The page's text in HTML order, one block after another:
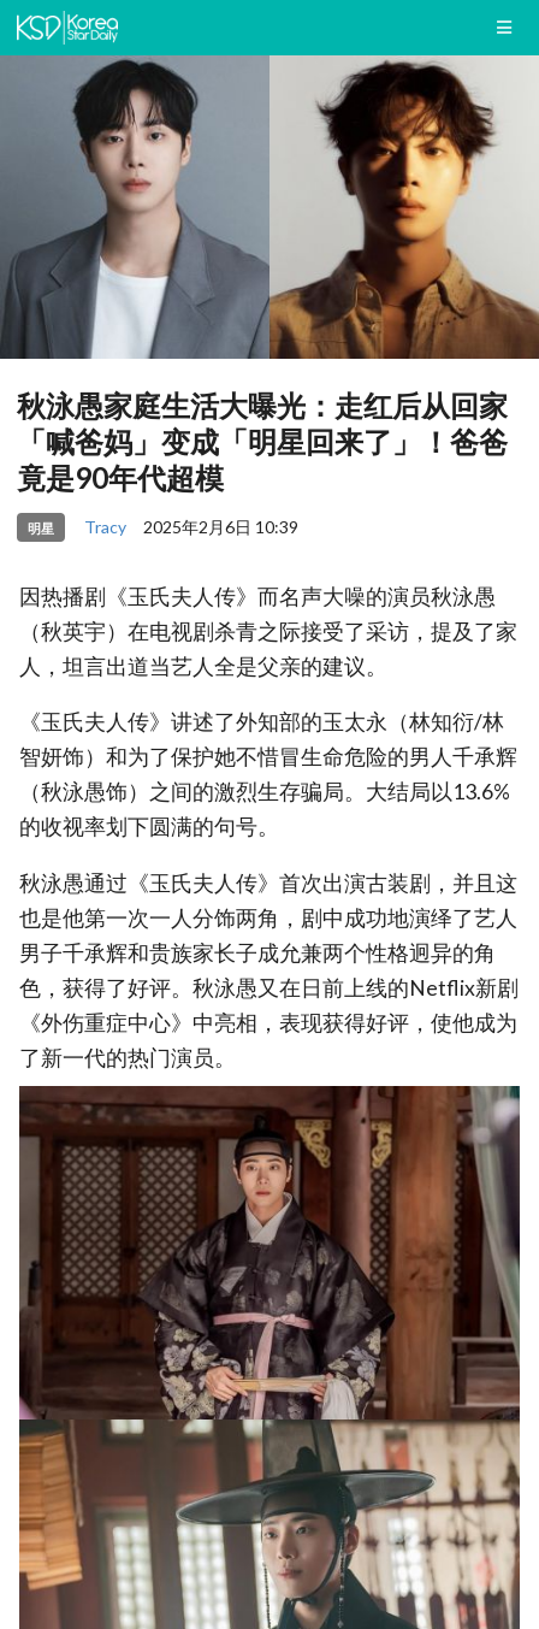
秋泳愚家庭生活大曝光：走红后从回家
「喊爸妈」变成「明星回来了」！爸爸
竟是90年代超模
明星 Tracy 2025年2月6日 10:39
因热播剧《玉氏夫人传》而名声大噪的演员秋泳愚
（秋英宇）在电视剧杀青之际接受了采访，提及了家
人，坦言出道当艺人全是父亲的建议。
《玉氏夫人传》讲述了外知部的玉太永（林知衍/林
智妍饰）和为了保护她不惜冒生命危险的男人千承辉
（秋泳愚饰）之间的激烈生存骗局。大结局以13.6%
的收视率划下圆满的句号。
秋泳愚通过《玉氏夫人传》首次出演古装剧，并且这
也是他第一次一人分饰两角，剧中成功地演绎了艺人
男子千承辉和贵族家长子成允兼两个性格迥异的角
色，获得了好评。秋泳愚又在日前上线的Netflix新剧
《外伤重症中心》中亮相，表现获得好评，使他成为
了新一代的热门演员。